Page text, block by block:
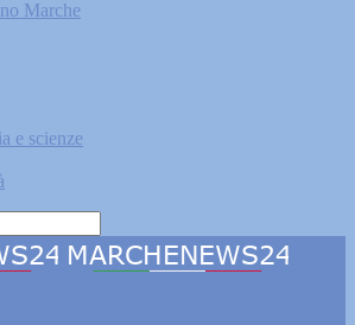
Marche
e scienze